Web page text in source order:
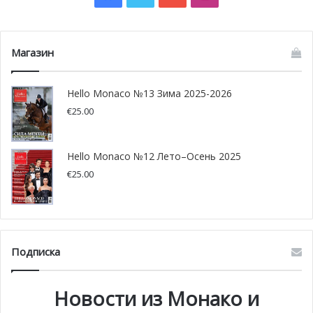
Наконец, вернувшись к Собору, третий священник
В этом году из-за санитарных мер, связанных с
эпидемией сovid-19, традиционная процессия будет
заменена благословением с паперти Собора по
окончании мессы.
Магазин
Hello Monaco №13 Зима 2025-2026
€25.00
Hello Monaco №12 Лето–Осень 2025
€25.00
Подписка
Новости из Монако и